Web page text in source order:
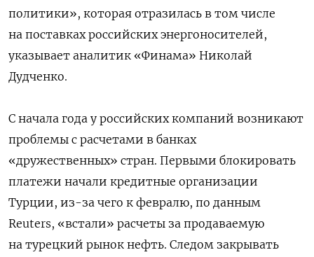
политики», которая отразилась в том числе
на поставках российских энергоносителей,
указывает аналитик «Финама» Николай
Дудченко.
С начала года у российских компаний возникают
проблемы с расчетами в банках
«дружественных» стран. Первыми блокировать
платежи начали кредитные организации
Турции, из-за чего к февралю, по данным
Reuters, «встали» расчеты за продаваемую
на турецкий рынок нефть. Следом закрывать